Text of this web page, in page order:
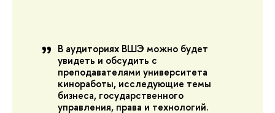
В аудиториях ВШЭ можно будет
увидеть и обсудить с
преподавателями университета
киноработы, исследующие темы
бизнеса, государственного
управления, права и технологий.